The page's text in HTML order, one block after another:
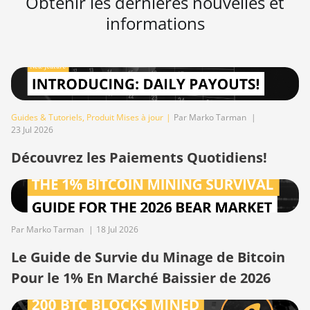
S17 Pro (50Th)
BITMAIN AntMiner
S19
BITMAIN AntMiner
BITMAIN AntMiner
(184Th)
BITMAIN AntMiner
S19 Pro+ Hyd
BITMAIN AntMiner
S19 Pro+ Hyd.
informations
Guides & Tutoriels, Produit Mises à jour | Par Marko Tarman |
23 Jul 2026
Découvrez les Paiements Quotidiens!
Par Marko Tarman | 18 Jul 2026
Le Guide de Survie du Minage de Bitcoin
Pour le 1% En Marché Baissier de 2026